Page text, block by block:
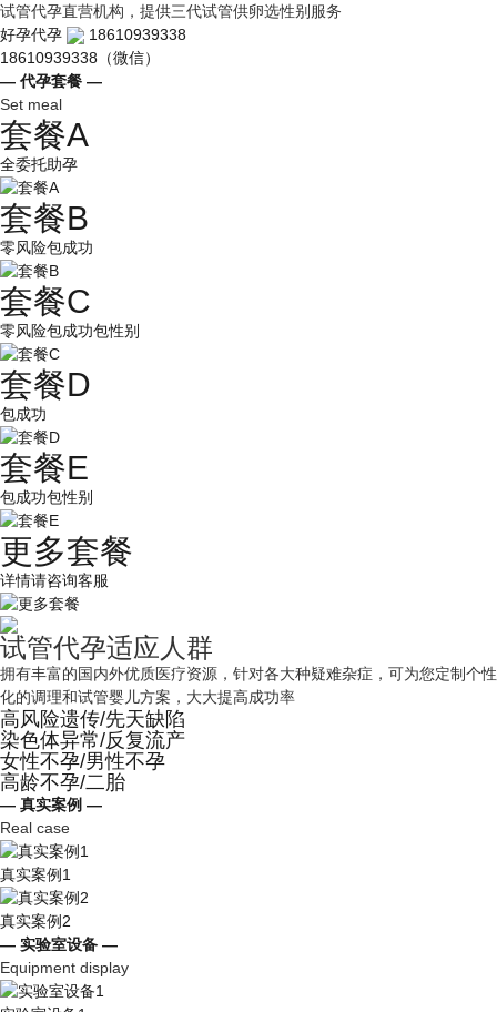
试管代孕直营机构，提供三代试管供卵选性别服务
好孕代孕
18610939338
18610939338（微信）
— 代孕套餐 —
Set meal
套餐A
全委托助孕
套餐B
零风险包成功
套餐C
零风险包成功包性别
套餐D
包成功
套餐E
包成功包性别
更多套餐
详情请咨询客服
试管代孕适应人群
拥有丰富的国内外优质医疗资源，针对各大种疑难杂症，可为您定制个性
化的调理和试管婴儿方案，大大提高成功率
高风险遗传/先天缺陷
染色体异常/反复流产
女性不孕/男性不孕
高龄不孕/二胎
— 真实案例 —
Real case
真实案例1
真实案例2
— 实验室设备 —
Equipment display